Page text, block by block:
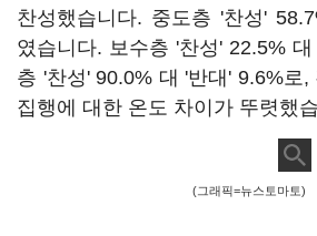
찬성했습니다. 중도층 '찬성'
였습니다. 보수층 '찬성' 22.5%
층 '찬성' 90.0% 대 '반대' 9.6%로
집행에 대한 온도 차이가 뚜렷했
(그래픽=뉴스토마토)